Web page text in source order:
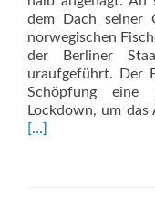
dem Dach seiner
norwegischen
der Berliner
uraufgeführt. Der
Schöpfung eine
Lockdown, um
[…]